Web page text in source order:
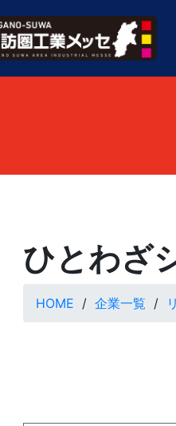
ひとわざ
HOME 企業一覧